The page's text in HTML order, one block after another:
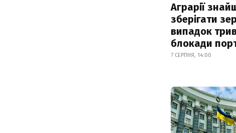
Аграрії
зберігати
випадок
блокади
7 СЕРПНЯ, 14:00